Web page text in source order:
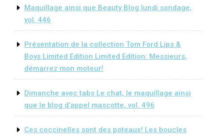
Maquillage ainsi que Beauty Blog lundi sondage,
vol. 446
Présentation de la collection Tom Ford Lips &
Boys Limited Edition Limited Edition: Messieurs,
démarrez mon moteur!
Dimanche avec tabs Le chat, le maquillage ainsi
que le blog d’appel mascotte, vol. 496
Ces coccinelles sont des poteaux! Les boucles